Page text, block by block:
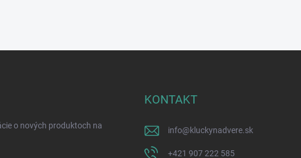
o nových produktoch na
KONTAKT
info@kluckynadvere.sk
+421 907 222 585